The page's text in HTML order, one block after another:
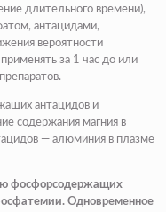
длительного времени),
антацидами,
вероятности
за 1 час до или
антацидов и
содержания магния в
— алюминия в плазме
фосфорсодержащих
Одновременное